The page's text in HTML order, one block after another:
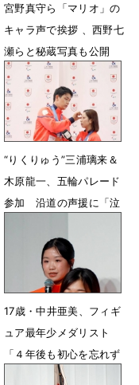
宮野真守ら「マリオ」の
キャラ声で挨拶 、西野七
瀬らと秘蔵写真も公開
5月5日 19時52分
“りくりゅう”三浦璃来＆
木原龍一、五輪パレード
参加 沿道の声援に「泣
4月25日 13時10分
17歳・中井亜美、フィギ
ュア最年少メダリスト
「４年後も初心を忘れず
スケートを楽しんで」